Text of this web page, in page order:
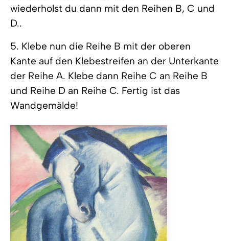
wiederholst du dann mit den Reihen B, C und
D..
5. Klebe nun die Reihe B mit der oberen
Kante auf den Klebestreifen an der Unterkante
der Reihe A. Klebe dann Reihe C an Reihe B
und Reihe D an Reihe C. Fertig ist das
Wandgemälde!